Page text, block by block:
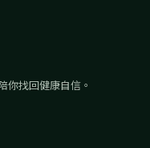
你找回健康自信。